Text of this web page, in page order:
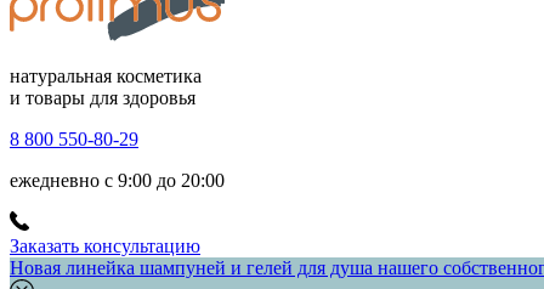
натуральная косметика
и товары для здоровья
8 800 550-80-29
ежедневно с 9:00 до 20:00
Заказать консультацию
Новая линейка шампуней и гелей для душа нашего